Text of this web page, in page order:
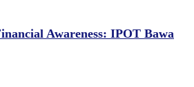
Awareness: IPOT Bawa